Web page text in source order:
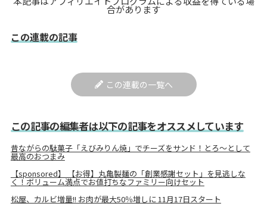
合があります
この連載の記事
この連載の一覧へ
この記事の編集者は以下の記事をオススメしています
昔ながらの駄菓子「えびみりん焼」でチーズをサンド！とろ～として
最高のおつまみ
【sponsored】 【お得】丸亀製麺の「創業感謝セット」を見逃しな
く！ボリューム満点でお値打ちなファミリー向けセット
松屋、カルビ増量!! お肉が最大50％増しに 11月17日スタート